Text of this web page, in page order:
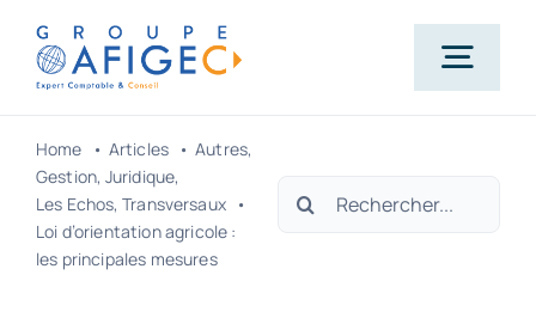
Passer
contenu
Accueil
Qui-sommes-nous ?
Home Articles
Autres
Gestion Juridique
Les Echos Transversaux
Loi d’orientation agricole :
les principales mesures
Rechercher: